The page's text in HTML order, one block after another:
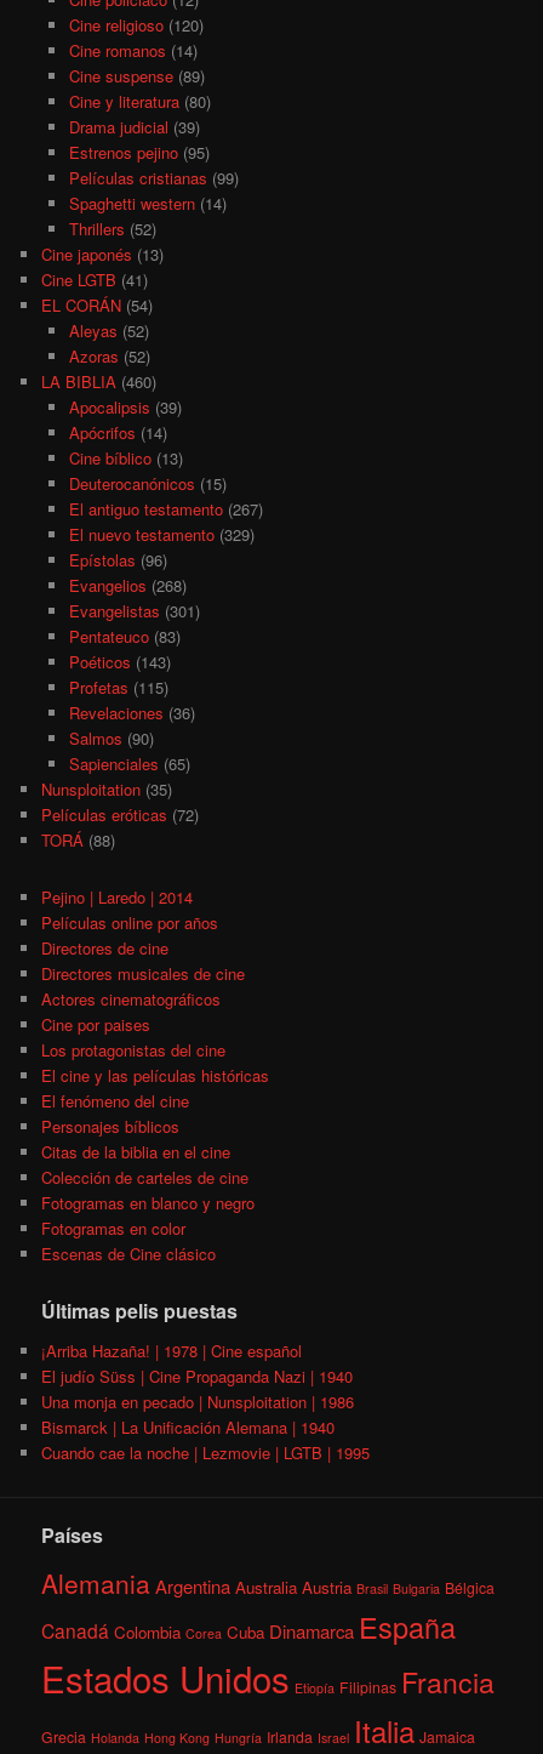
Cine religioso(120)
Cine romanos (14)
Cine suspense(89)
Cine y literatura(80)
Drama judicial (39)
Estrenos pejino(95)
Películas cristianas (99)
Spaghetti western(14)
Thrillers (52)
Cine japonés (13)
Cine LGTB (41)
EL CORÁN (54)
Aleyas (52)
Azoras (52)
LA BIBLIA (460)
Apocalipsis (39)
Apócrifos (14)
Cine bíblico(13)
Deuterocanónicos (15)
El antiguo testamento(267)
El nuevo testamento(329)
Epístolas (96)
Evangelios (268)
Evangelistas (301)
Pentateuco(83)
Poéticos (143)
Profetas (115)
Revelaciones (36)
Salmos (90)
Sapienciales (65)
Nunsploitation (35)
Películas eróticas (72)
TORÁ (88)
Pejino | Laredo | 2014
Películas online por años
Directores de cine
Directores musicales de cine
Actores cinematográficos
Cine por paises
Los protagonistas del cine
El cine y las películas históricas
El fenómeno del cine
Personajes bíblicos
Citas de la biblia en el cine
Colección de carteles de cine
Fotogramas en blanco y negro
Fotogramas en color
Escenas de Cine clásico
Últimas pelis puestas
¡Arriba Hazaña! | 1978 | Cine español
El judío Süss | Cine Propaganda Nazi | 1940
Una monja en pecado | Nunsploitation | 1986
Bismarck | La Unificación Alemana | 1940
Cuando cae la noche | Lezmovie | LGTB | 1995
Países
AlemaniaArgentina Australia Austria Brasil Bulgaria Bélgica
Canadá Colombia Corea Cuba Dinamarca España
Estados Unidos Etiopía Filipinas Francia
Grecia Holanda Hong Kong Hungría Irlanda Israel Italia Jamaica